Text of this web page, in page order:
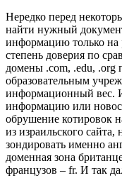
Нередко перед
найти нужный
информацию только
степень доверия по
домены .com, .edu, .org
образовательным
информационный вес.
информацию или
обрушение котировок
из израильского
зондировать именно
доменная зона
французов – fr. И так